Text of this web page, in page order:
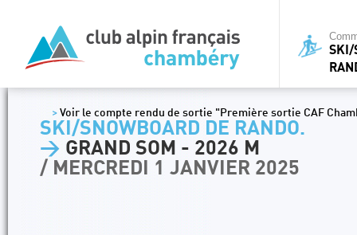
SKI/
> Voir le compte rendu de sortie "Première sortie CAF
SKI/SNOWBOARD DE RANDO.
> GRAND SOM - 2026 M
/ MERCREDI 1 JANVIER 2025